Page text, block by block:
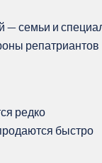
— семьи и
репатриантов
редко
быстро